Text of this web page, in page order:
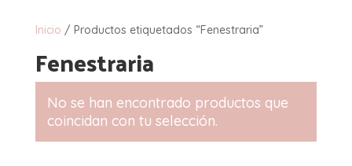
Inicio / Productos etiquetados “Fenestraria”
Fenestraria
No se han encontrado productos que
coincidan con tu selección.